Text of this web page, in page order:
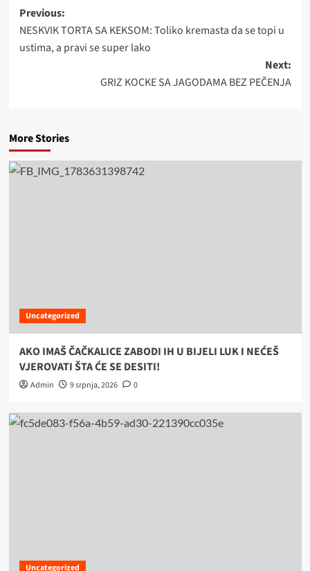
Post
navigation
Previous:
NESKVIK TORTA SA KEKSOM: Toliko kremasta da se topi u
ustima, a pravi se super lako
Next:
GRIZ KOCKE SA JAGODAMA BEZ PEČENJA
More Stories
Uncategorized
AKO IMAŠ ČAČKALICE ZABODI IH U BIJELI LUK I NEĆEŠ
VJEROVATI ŠTA ĆE SE DESITI!
Admin 9 srpnja, 2026 0
Uncategorized